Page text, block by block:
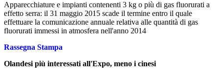
Apparecchiature e impianti contenenti 3 kg o più di gas fluorurati a
effetto serra: il 31 maggio 2015 scade il termine entro il quale
effettuare la comunicazione annuale relativa alle quantità di gas
fluorurati immessi in atmosfera nell'anno 2014
Rassegna Stampa
Olandesi più interessati all'Expo, meno i cinesi